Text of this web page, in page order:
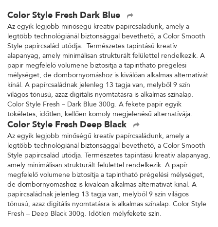
Color Style Fresh Dark Blue
Az egyik legjobb minőségű kreatív papírcsaládunk, amely a
legtöbb technológiánál biztonsággal bevethető, a Color Smooth
Style papírcsalád utódja. Természetes tapintású kreatív
alapanyag, amely minimálisan strukturált felülettel rendelkezik. A
papír megfelelő volumene biztosítja a tapintható prégelési
mélységet, de dombornyomáshoz is kiválóan alkalmas alternatívát
kínál. A papírcsaládnak jelenleg 13 tagja van, melyből 9 szín
világos tónusú, azaz digitális nyomtatásra is alkalmas színalap.
Color Style Fresh – Dark Blue 300g. A fekete papír egyik
tökéletes, időtlen, kellően komoly megjelenésű alternatívája.
Color Style Fresh Deep Black
Az egyik legjobb minőségű kreatív papírcsaládunk, amely a
legtöbb technológiánál biztonsággal bevethető, a Color Smooth
Style papírcsalád utódja. Természetes tapintású kreatív alapanyag,
amely minimálisan strukturált felülettel rendelkezik. A papír
megfelelő volumene biztosítja a tapintható prégelési mélységet,
de dombornyomáshoz is kiválóan alkalmas alternatívát kínál. A
papírcsaládnak jelenleg 13 tagja van, melyből 9 szín világos
tónusú, azaz digitális nyomtatásra is alkalmas színalap. Color Style
Fresh – Deep Black 300g. Időtlen mélyfekete szín.